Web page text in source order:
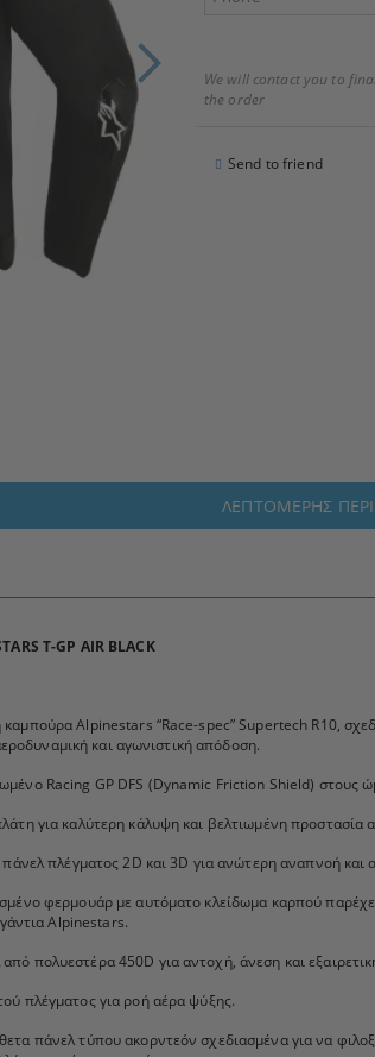
We will contact you to
the order
Send to friend
ΛΕΠΤΟΜΕΡΉΣ
T-GP AIR BLACK
Alpinestars “Race-spec” Supertech R10,
και αγωνιστική απόδοση.
Racing GP DFS (Dynamic Friction Shield) στους
για καλύτερη κάλυψη και βελτιωμένη
πάνελ πλέγματος 2D και 3D για ανώτερη αναπνοή και
φερμουάρ με αυτόματο κλείδωμα καρπού
Alpinestars.
πολυεστέρα 450D για αντοχή, άνεση και
πλέγματος για ροή αέρα ψύξης.
πάνελ τύπου ακορντεόν σχεδιασμένα για να